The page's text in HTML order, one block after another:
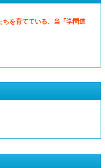
を育てている、当「学問道